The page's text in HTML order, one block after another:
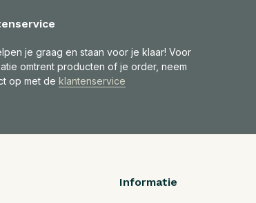
je graag en staan voor je klaar! Voor
omtrent producten of je order, neem
op met de klantenservice
Informatie